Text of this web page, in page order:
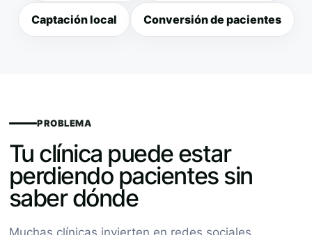
Captación local Conversión de pacientes
PROBLEMA
Tu clínica puede estar
perdiendo pacientes sin
saber dónde
Muchas clínicas invierten en redes sociales,